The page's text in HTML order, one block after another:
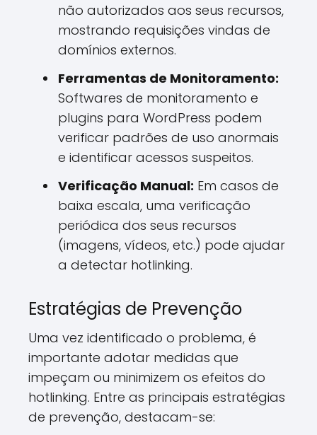
não autorizados aos seus recursos,
mostrando requisições vindas de
domínios externos.
Ferramentas de Monitoramento:
Softwares de monitoramento e
plugins para WordPress podem
verificar padrões de uso anormais
e identificar acessos suspeitos.
Verificação Manual: Em casos de
baixa escala, uma verificação
periódica dos seus recursos
(imagens, vídeos, etc.) pode ajudar
a detectar hotlinking.
Estratégias de Prevenção
Uma vez identificado o problema, é
importante adotar medidas que
impeçam ou minimizem os efeitos do
hotlinking. Entre as principais estratégias
de prevenção, destacam-se: